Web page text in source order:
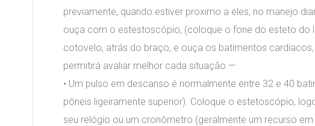
previamente, quando estiver proximo a eles, no manejo
ouça com o estestoscópio, (coloque o fone do esteto do
cotovelo, atrás do braço, e ouça os batimentos
permitirá avaliar melhor cada situação —
• Um pulso em descanso é normalmente entre 32 e 40
pôneis ligeiramente superior). Coloque o estetoscópio,
seu relógio ou um cronômetro (geralmente um recurso